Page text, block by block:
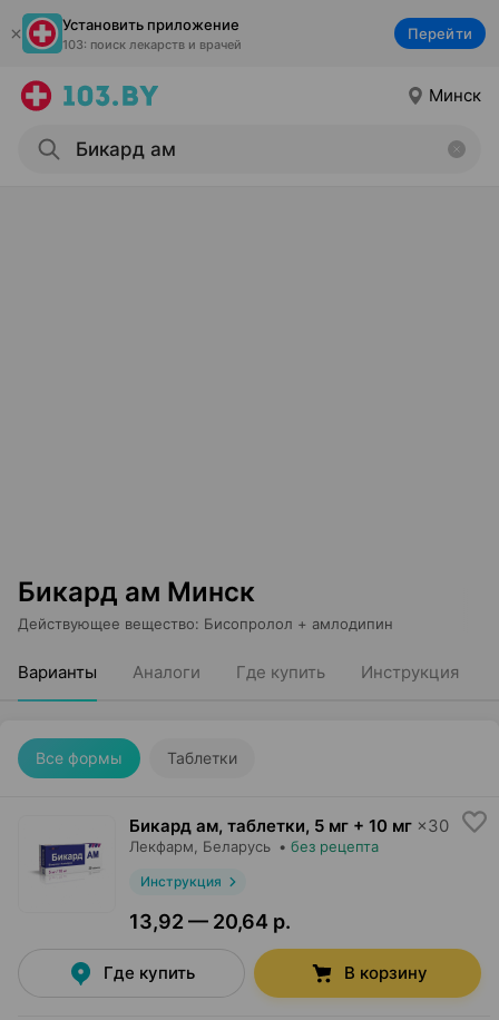
Установить приложение
103: поиск лекарств и врачей
Перейти
Минск
Бикард ам Минск
Действующее вещество: Бисопролол + амлодипин
Варианты Аналоги Где купить Инструкция
Все формы Таблетки
Бикард ам, таблетки, 5 мг + 10 мг ×30
Лекфарм , Беларусь • без рецепта
Инструкция
13,92 — 20,64 р.
Где купить В корзину